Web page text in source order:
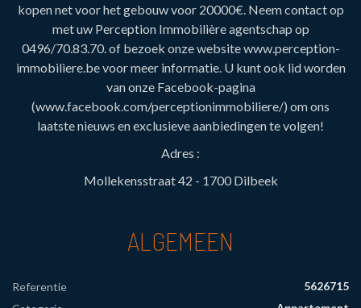
kopen net voor het gebouw voor 20000€. Neem contact op
met uw Perception Immobilière agentschap op
0496/70.83.70. of bezoek onze website www.perception-
immobiliere.be voor meer informatie. U kunt ook lid worden
van onze Facebook-pagina
(www.facebook.com/perceptionimmobiliere/) om ons
laatste nieuws en exclusieve aanbiedingen te volgen!
Adres :
Mollekensstraat 42 - 1700 Dilbeek
ALGEMEEN
Referentie
5626715